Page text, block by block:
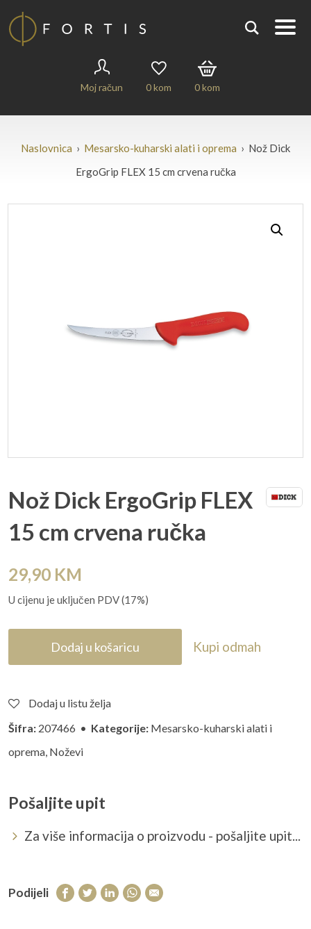
Moj račun 0kom 0kom
Naslovnica › Mesarsko-kuharski alati i oprema › Nož Dick
ErgoGrip FLEX 15 cm crvena ručka
Nož Dick ErgoGrip FLEX
15 cm crvena ručka
29,90 KM
U cijenu je uključen PDV (17%)
Dodaj u košaricu Kupi odmah
Dodaj u listu želja
Šifra: 207466 • Kategorije: Mesarsko-kuharski alati i
oprema, Noževi
Pošaljite upit
Za više informacija o proizvodu - pošaljite upit...
Podijeli